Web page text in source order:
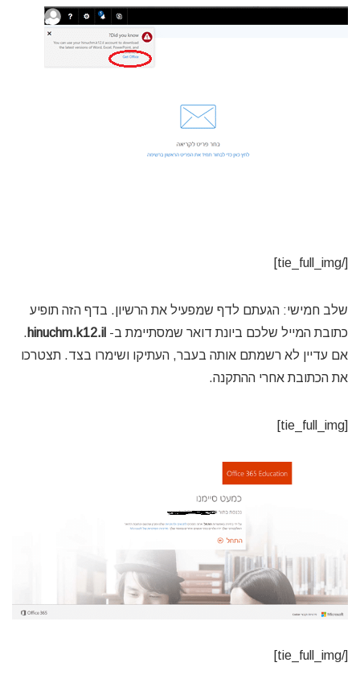
[/tie_full_img]
שלב חמישי: הגעתם לדף שמפעיל את הרשיון. בדף הזה תופיע
כתובת המייל שלכם ביונת דואר שמסתיימת ב- hinuchm.k12.il
.
אם עדיין לא רשמתם אותה בעבר, העתיקו ושימרו בצד. תצטרכו
את הכתובת אחרי ההתקנה.
[tie_full_img]
[/tie_full_img]